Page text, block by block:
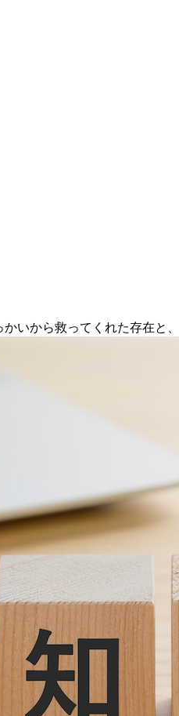
いから救ってくれた存在と